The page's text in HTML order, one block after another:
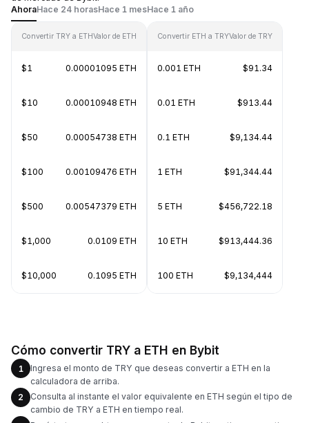
AhoraHace 24 horasHace 1 mesHace 1 año
Convertir TRY a ETHValor de ETH
$1 0.00001095 ETH
$10 0.00010948 ETH
$50 0.00054738 ETH
$100 0.00109476 ETH
$500 0.00547379 ETH
$1,000 0.0109 ETH
$10,000 0.1095 ETH
Convertir ETH a TRYValor de TRY
0.001 ETH $91.34
0.01 ETH $913.44
0.1 ETH $9,134.44
1 ETH $91,344.44
5 ETH $456,722.18
10 ETH $913,444.36
100 ETH $9,134,444
Cómo convertir TRY a ETH en Bybit
1
Ingresa el monto de TRY que deseas convertir a ETH en la
calculadora de arriba.
2
Consulta al instante el valor equivalente en ETH según el tipo de
cambio de TRY a ETH en tiempo real.